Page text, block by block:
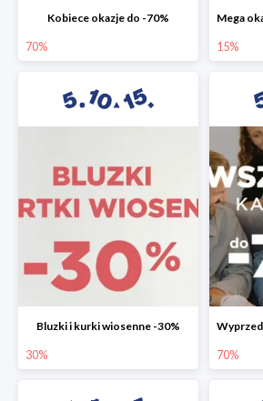
Kobiece okazje do -70%
70% 15%
Bluzki i kurki wiosenne -30%
30% 70%